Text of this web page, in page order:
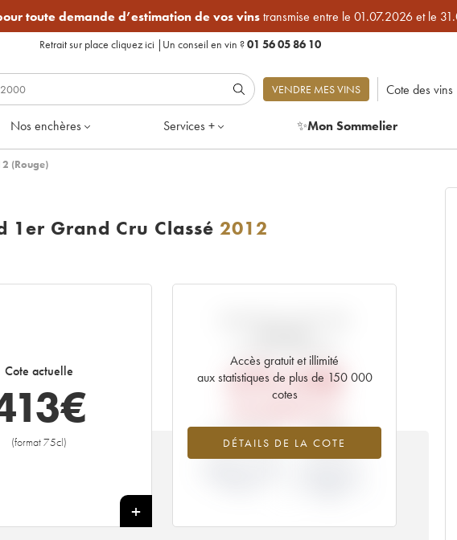
toute demande d’estimation de vos vinstransmise entre le 01.07.2026 et le
Retrait sur place cliquez ici | Un conseil en vin ?01 56 05 86 10
VENDRE MES VINS Cote des vins
Nos enchères Services + ✨Mon Sommelier
(Rouge)
1er Grand Cru Classé 2012
Cote actuelle
€
(format 75cl)
+
Accès gratuit et illimité
aux statistiques de plus de 150 000
cotes
DÉTAILS DE LA COTE
470,40€
-12.17% -20%